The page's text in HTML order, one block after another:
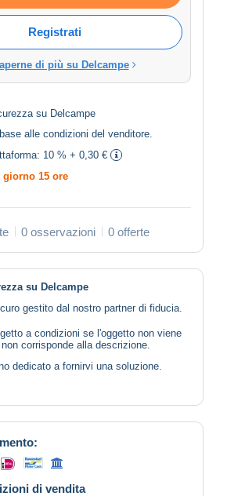
Registrati
di più su Delcampe
su Delcampe
alle condizioni del venditore
10 % + 0,30 €
giorno 15 ore
0 osservazioni 0 offerte
su Delcampe
gestito dal nostro partner di fiducia.
a condizioni se l'oggetto non viene
corrisponde alla descrizione.
dedicato a fornirvi una soluzione.
di vendita